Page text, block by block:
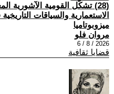
(28) تشكُّل القومية الآشورية
الاستعمارية والسياقات
ميزوبوتاميا
مروان فلو
2026 / 8 / 6
قضايا ثقافية